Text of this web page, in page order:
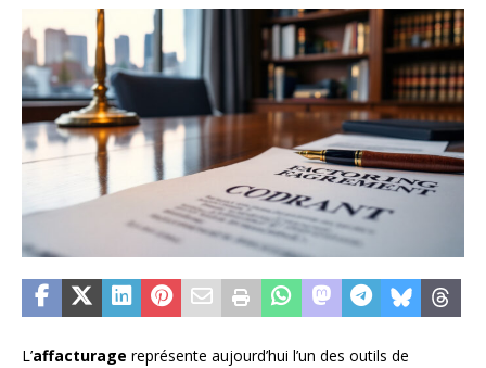
L’affacturage représente aujourd’hui l’un des outils de